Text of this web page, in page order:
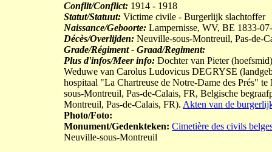
Conflit/Conflict: 1914 - 1918
Statut/Statuut: Victime civile - Burgerlijk slachtoffer
Naissance/Geboorte: Lampernisse, WV, BE 1833-
Décès/Overlijden: Neuville-sous-Montreuil, Pas-de-
Grade/Régiment - Graad/Regiment:
Plus d'infos/Meer info: Dochter van Pieter
Weduwe van Carolus Ludovicus DEGRYSE
hospitaal "La Chartreuse de Notre-Dame des Prés"
sous-Montreuil, Pas-de-Calais, FR, Belgische
Montreuil, Pas-de-Calais, FR). Akten van de
Photo/Foto:
Monument/Gedenkteken: Cimetière des civils
Neuville-sous-Montreuil